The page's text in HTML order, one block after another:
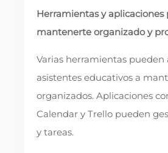
Herramientas y aplicaciones
mantenerte organizado y
Varias herramientas pueden
asistentes educativos a
organizados. Aplicaciones
Calendar y Trello pueden
y tareas.